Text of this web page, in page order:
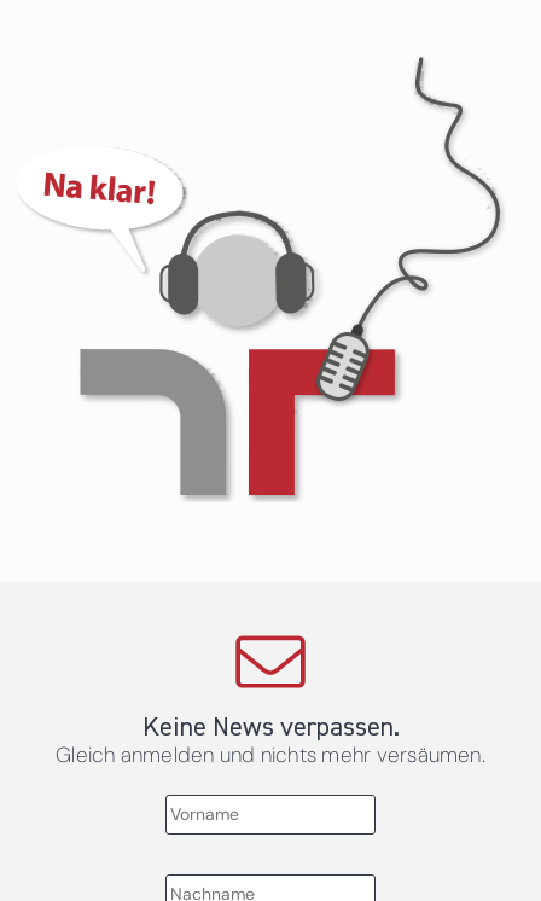
Keine News verpassen.
Gleich anmelden und nichts mehr versäumen.